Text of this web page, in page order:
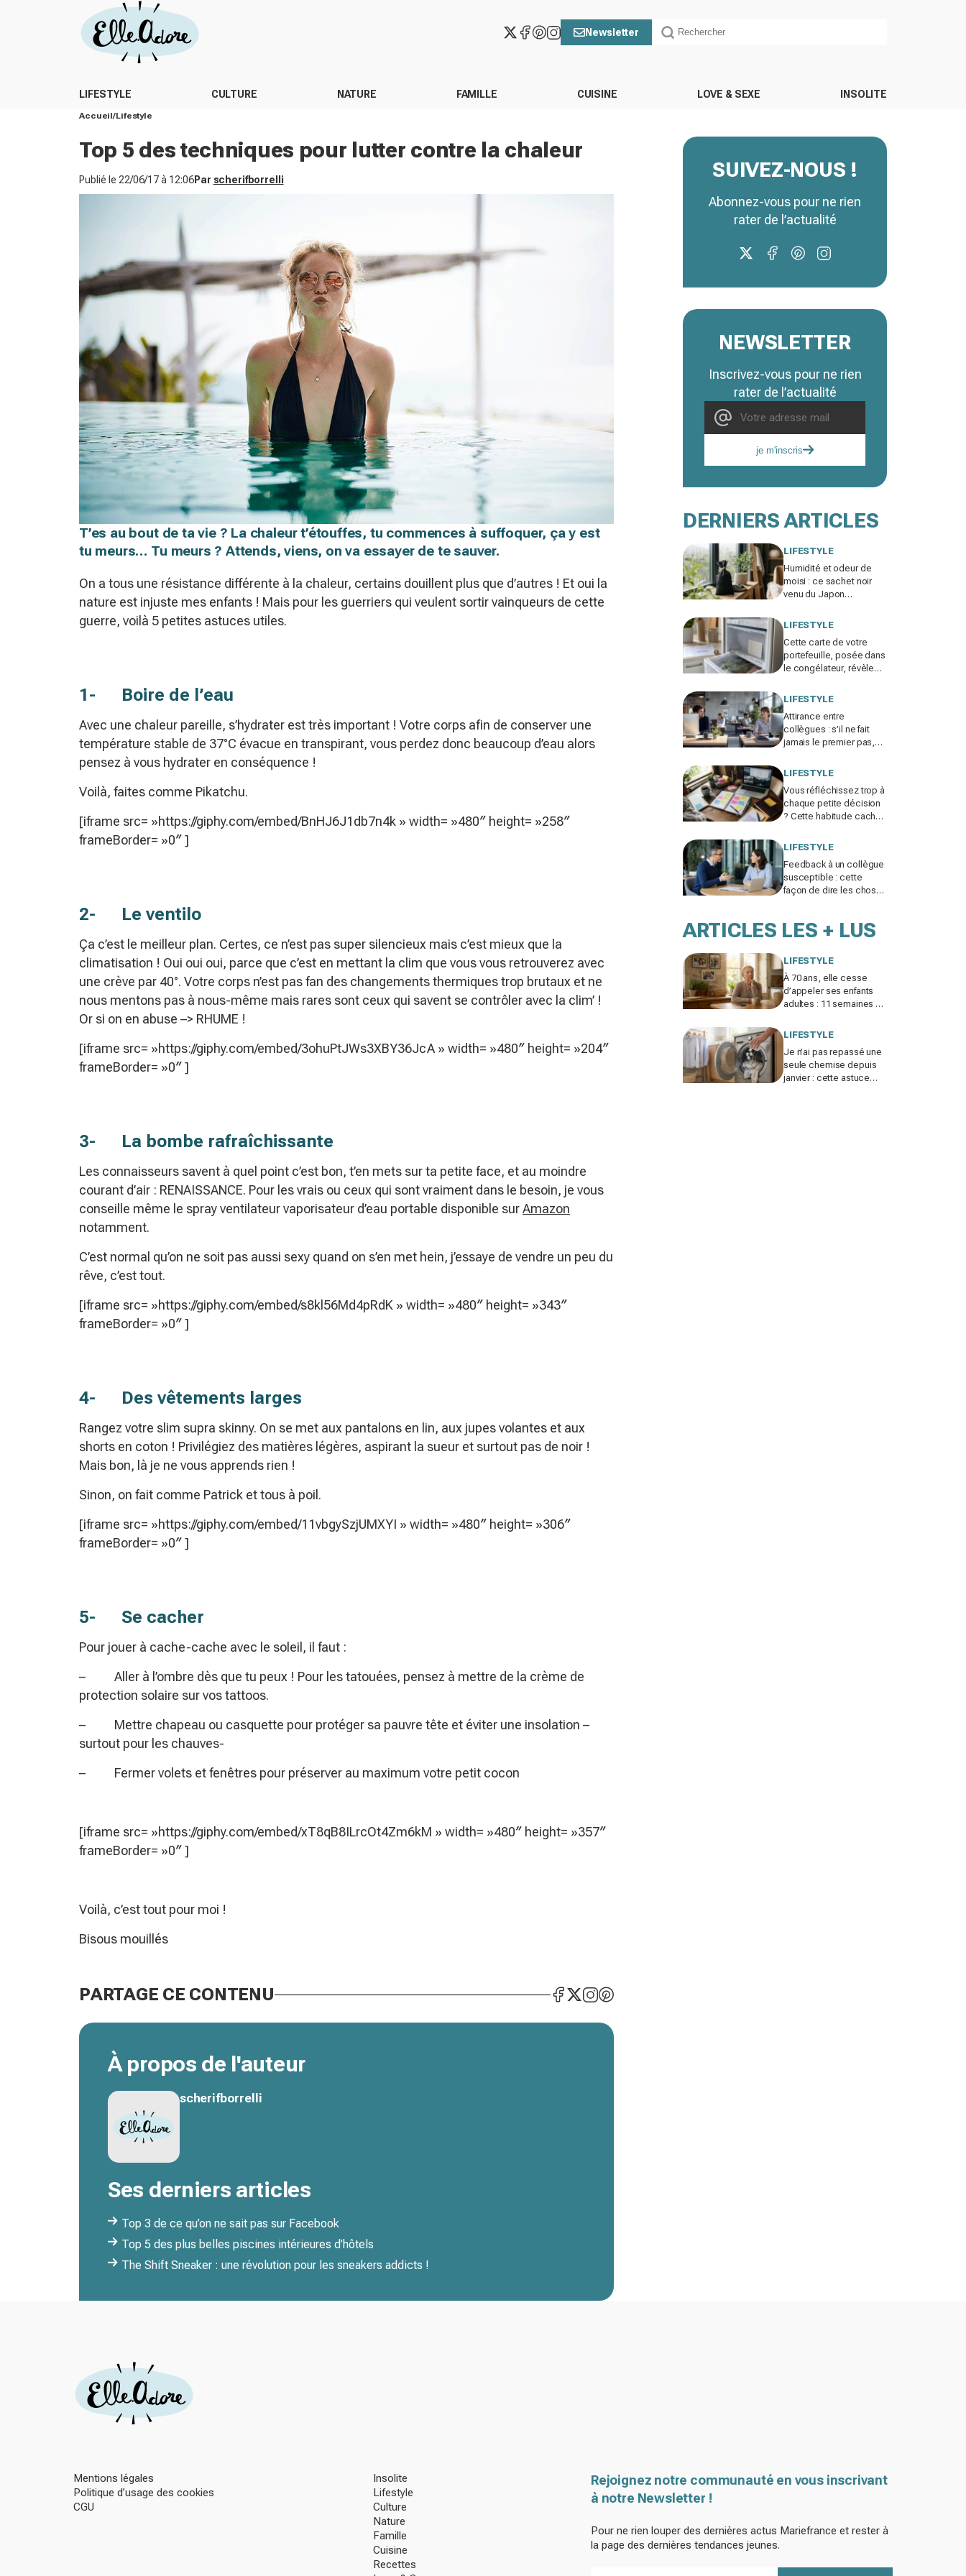
Newsletter
LIFESTYLE CULTURE NATURE FAMILLE CUISINE LOVE & SEXE INSOLITE
Accueil Lifestyle
Top 5 des techniques pour lutter contre la chaleur
Publié le 22/06/17 à 12:06Par scherifborrelli
T’es au bout de ta vie ? La chaleur t’étouffes, tu commences à suffoquer, ça y est
tu meurs… Tu meurs ? Attends, viens, on va essayer de te sauver.
On a tous une résistance différente à la chaleur, certains douillent plus que d’autres ! Et oui la
nature est injuste mes enfants ! Mais pour les guerriers qui veulent sortir vainqueurs de cette
guerre, voilà 5 petites astuces utiles.
1- Boire de l’eau
Avec une chaleur pareille, s’hydrater est très important ! Votre corps afin de conserver une
température stable de 37°C évacue en transpirant, vous perdez donc beaucoup d’eau alors
pensez à vous hydrater en conséquence !
Voilà, faites comme Pikatchu.
[iframe src= »https://giphy.com/embed/BnHJ6J1db7n4k » width= »480″ height= »258″
frameBorder= »0″ ]
2- Le ventilo
Ça c’est le meilleur plan. Certes, ce n’est pas super silencieux mais c’est mieux que la
climatisation ! Oui oui oui, parce que c’est en mettant la clim que vous vous retrouverez avec
une crève par 40°. Votre corps n’est pas fan des changements thermiques trop brutaux et ne
nous mentons pas à nous-même mais rares sont ceux qui savent se contrôler avec la clim’ !
Or si on en abuse –> RHUME !
[iframe src= »https://giphy.com/embed/3ohuPtJWs3XBY36JcA » width= »480″ height= »204″
frameBorder= »0″ ]
3- La bombe rafraîchissante
Les connaisseurs savent à quel point c’est bon, t’en mets sur ta petite face, et au moindre
courant d’air : RENAISSANCE. Pour les vrais ou ceux qui sont vraiment dans le besoin, je vous
conseille même le spray ventilateur vaporisateur d’eau portable disponible surAmazon
notamment.
C’est normal qu’on ne soit pas aussi sexy quand on s’en met hein, j’essaye de vendre un peu du
rêve, c’est tout.
[iframe src= »https://giphy.com/embed/s8kl56Md4pRdK » width= »480″ height= »343″
frameBorder= »0″ ]
4- Des vêtements larges
Rangez votre slim supra skinny. On se met aux pantalons en lin, aux jupes volantes et aux
shorts en coton ! Privilégiez des matières légères, aspirant la sueur et surtout pas de noir !
Mais bon, là je ne vous apprends rien !
Sinon, on fait comme Patrick et tous à poil.
[iframe src= »https://giphy.com/embed/11vbgySzjUMXYI » width= »480″ height= »306″
frameBorder= »0″ ]
5- Se cacher
Pour jouer à cache-cache avec le soleil, il faut :
– Aller à l’ombre dès que tu peux ! Pour les tatouées, pensez à mettre de la crème de
protection solaire sur vos tattoos.
– Mettre chapeau ou casquette pour protéger sa pauvre tête et éviter une insolation –
surtout pour les chauves-
– Fermer volets et fenêtres pour préserver au maximum votre petit cocon
[iframe src= »https://giphy.com/embed/xT8qB8ILrcOt4Zm6kM » width= »480″ height= »357″
frameBorder= »0″ ]
Voilà, c’est tout pour moi !
Bisous mouillés
PARTAGE CE CONTENU
À propos de l'auteur
scherifborrelli
Ses derniers articles
Top 3 de ce qu’on ne sait pas sur Facebook
Top 5 des plus belles piscines intérieures d’hôtels
The Shift Sneaker : une révolution pour les sneakers addicts !
SUIVEZ-NOUS !
Abonnez-vous pour ne rien
rater de l’actualité
NEWSLETTER
Inscrivez-vous pour ne rien
rater de l’actualité
je m'inscris
DERNIERS ARTICLES
LIFESTYLE
Humidité et odeur de
moisi : ce sachet noir
venu du Japon
déshumidificateur sans
LIFESTYLE
Cette carte de votre
portefeuille, posée dans
le congélateur, révèle
d’électricité grimpe
LIFESTYLE
Attirance entre
collègues : s’il ne fait
jamais le premier pas,
mais pour une raison
LIFESTYLE
Vous réfléchissez trop à
chaque petite décision
? Cette habitude cachée
votre vie
LIFESTYLE
Feedback à un collègue
susceptible : cette
façon de dire les choses
ARTICLES LES + LUS
LIFESTYLE
À 70 ans, elle cesse
d’appeler ses enfants
adultes : 11 semaines de
brutale sur les familles
LIFESTYLE
Je n’ai pas repassé une
seule chemise depuis
janvier : cette astuce
Mentions légales
Politique d’usage des cookies
CGU
Insolite
Lifestyle
Culture
Nature
Famille
Cuisine
Recettes
Rejoignez notre communauté en vous inscrivant
à notre Newsletter !
Pour ne rien louper des dernières actus Mariefrance et rester à
la page des dernières tendances jeunes.